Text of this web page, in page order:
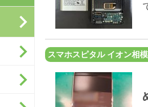
スマホスピタル イオン相